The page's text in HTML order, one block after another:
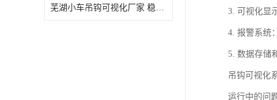
芜湖小车吊钩可视化厂家 稳定性高 可视吊装 降低盲吊风险 3. 可视化显
4. 报警系统
5. 数据存储
吊钩可视化
运行中的问